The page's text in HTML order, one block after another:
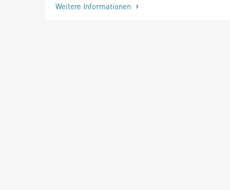
Weitere Informationen